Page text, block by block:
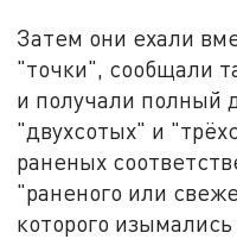
Затем они ехали
"точки", сообщали
и получали полный
"двухсотых" и
раненых
"раненого или
которого